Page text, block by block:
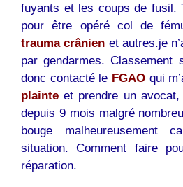
fuyants et les coups de fusil.
pour être opéré col de
trauma crânien et autres.je
par gendarmes. Classement
donc contacté le FGAO qui
plainte et prendre un
depuis 9 mois malgré
bouge malheureusement
situation. Comment faire
réparation.